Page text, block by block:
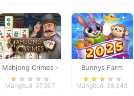
Mahjong Crimes -
Puzzle Story
Mängitud: 37,907
Bunnys Farm
Mängitud: 38,343